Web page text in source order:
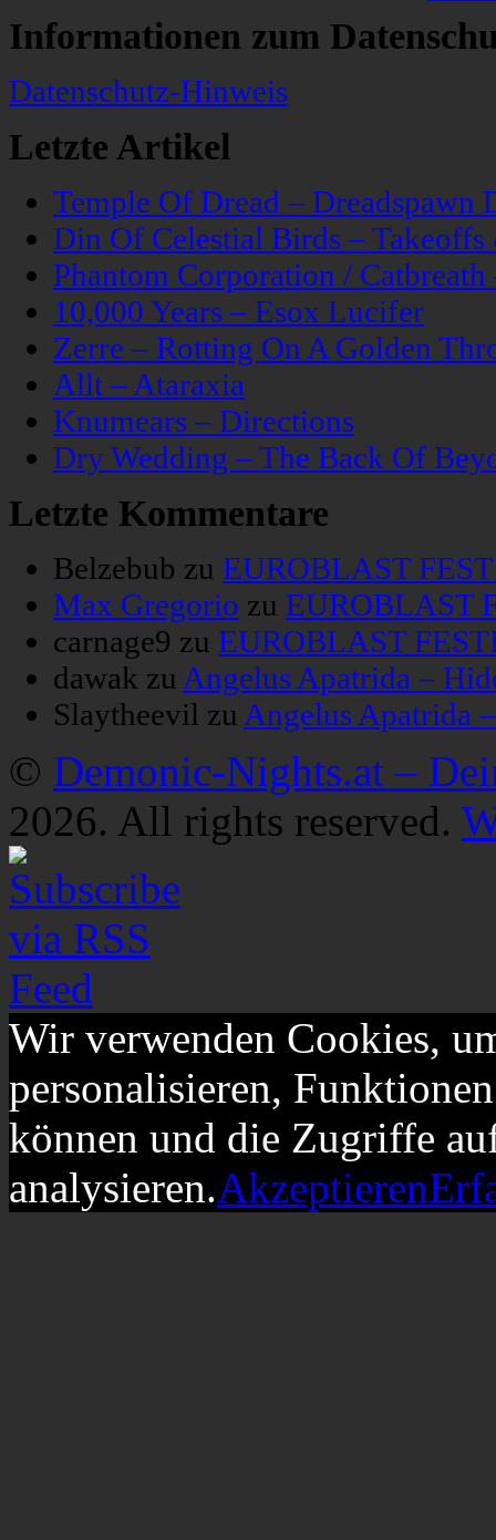
Informationen zum
Datenschutz-Hinweis
Letzte Artikel
Temple Of Dread – Dreadspawn
Din Of Celestial Birds –
Phantom Corporation /
10,000 Years – Esox Lucifer
Zerre – Rotting On A Golden
Allt – Ataraxia
Knumears – Directions
Dry Wedding – The Back Of
Letzte Kommentare
Belzebub zu EUROBLAST
Max Gregorio zu EUROBLAST
carnage9 zu EUROBLAST
dawak zu Angelus Apatrida –
Slaytheevil zu Angelus Apatrida
© Demonic-Nights.at –
2026. All rights reserved.
Wir verwenden Cookies,
personalisieren,
können und die Zugriffe
analysieren.Akzeptieren